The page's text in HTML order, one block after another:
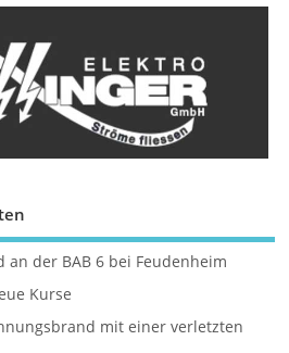
der BAB 6 bei Feudenheim
Kurse
mit einer verletzten